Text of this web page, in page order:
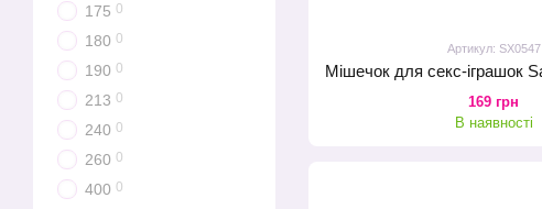
Артикул: SX0547
169 грн
В наявності
175 0
180 0
190 0
213 0
240 0
260 0
400 0